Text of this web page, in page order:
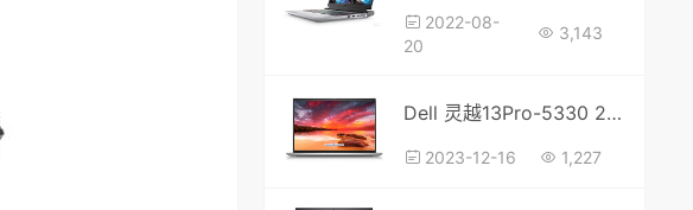
2022-08-
20
3,143
Dell 灵越13Pro-5330 2023 核显 原厂系统SWM文件
2023-12-16 1,227